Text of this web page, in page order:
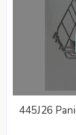
445J26